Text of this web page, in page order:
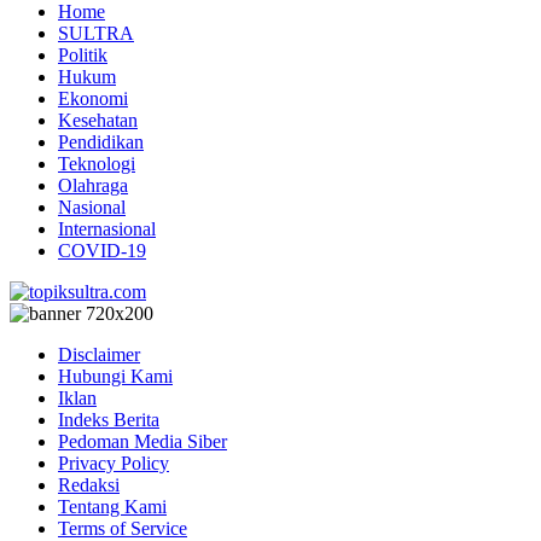
Home
SULTRA
Politik
Hukum
Ekonomi
Kesehatan
Pendidikan
Teknologi
Olahraga
Nasional
Internasional
COVID-19
Disclaimer
Hubungi Kami
Iklan
Indeks Berita
Pedoman Media Siber
Privacy Policy
Redaksi
Tentang Kami
Terms of Service